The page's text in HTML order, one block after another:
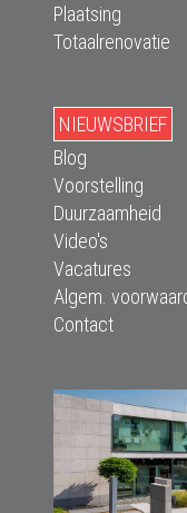
Plaatsing
Totaalrenovatie
NIEUWSBRIEF
Blog
Voorstelling
Duurzaamheid
Video's
Vacatures
Algem.
Contact